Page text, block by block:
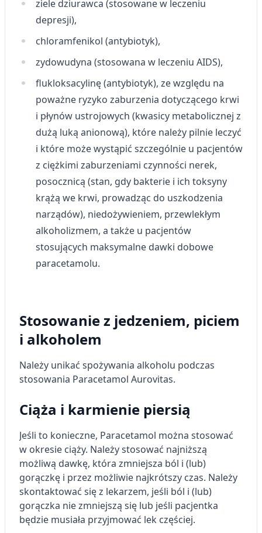
ziele dziurawca (stosowane w leczeniu
depresji),
chloramfenikol (antybiotyk),
zydowudyna (stosowana w leczeniu AIDS),
flukloksacylinę (antybiotyk), ze względu na
poważne ryzyko zaburzenia dotyczącego krwi
i płynów ustrojowych (kwasicy metabolicznej z
dużą luką anionową), które należy pilnie leczyć
i które może wystąpić szczególnie u pacjentów
z ciężkimi zaburzeniami czynności nerek,
posocznicą (stan, gdy bakterie i ich toksyny
krążą we krwi, prowadząc do uszkodzenia
narządów), niedożywieniem, przewlekłym
alkoholizmem, a także u pacjentów
stosujących maksymalne dawki dobowe
paracetamolu.
Stosowanie z jedzeniem, piciem
i alkoholem
Należy unikać spożywania alkoholu podczas
stosowania Paracetamol Aurovitas.
Ciąża i karmienie piersią
Jeśli to konieczne, Paracetamol można stosować
w okresie ciąży. Należy stosować najniższą
możliwą dawkę, która zmniejsza ból i (lub)
gorączkę i przez możliwie najkrótszy czas. Należy
skontaktować się z lekarzem, jeśli ból i (lub)
gorączka nie zmniejszą się lub jeśli pacjentka
będzie musiała przyjmować lek częściej.